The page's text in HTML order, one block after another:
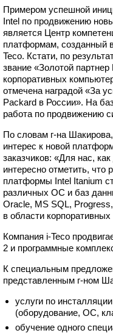
Примером успешной
Intel по продвижению
является Центр
платформам, созданный
Teco. Кстати, по
звание «Золотой
корпоративных
отмечена наградой «За
Packard в России». На
работа по продвижению
По словам г-на
интерес к новой
заказчиков: «Для нас,
интересно отметить, что
платформы Intel Itanium
различных ОС и баз
Oracle, MS SQL,
в области
Компания i-Teco
2 и программные
К специальным
представленным г-ном
услуги по
(оборудование, ОС,
обучение одного